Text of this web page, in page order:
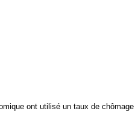
ont utilisé un taux de